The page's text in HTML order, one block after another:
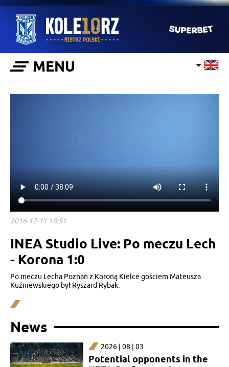
MENU
2016-12-11 18:51
INEA Studio Live: Po meczu Lech
- Korona 1:0
Po meczu Lecha Poznań z Koroną Kielce gościem Mateusza
Kuźniewskiego był Ryszard Rybak.
News
2026 | 08 | 03
Potential opponents in the